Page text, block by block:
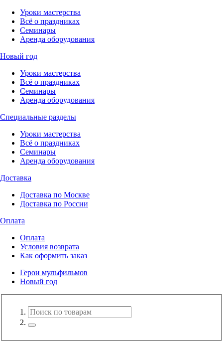
Уроки мастерства
Всё о праздниках
Семинары
Аренда оборудования
Новый год
Уроки мастерства
Всё о праздниках
Семинары
Аренда оборудования
Специальные разделы
Уроки мастерства
Всё о праздниках
Семинары
Аренда оборудования
Доставка
Доставка по Москве
Доставка по России
Оплата
Оплата
Условия возврата
Как оформить заказ
Герои мульфильмов
Новый год